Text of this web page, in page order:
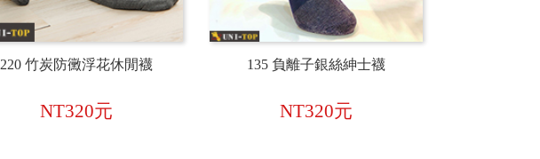
220 竹炭防黴浮花休閒襪
NT320元
135 負離子銀絲紳士襪
NT320元